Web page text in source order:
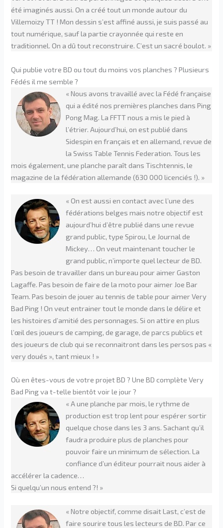
été imaginés aussi. On a créé tout un monde autour du
Villemoizy TT ! Mon dessin s’est affiné aussi, je suis passé au
tout numérique, sauf la partie crayonnée qui reste en
traditionnel. On a dû tout reconstruire. C’est un sacré boulot. »
Qui publie votre BD ou tout du moins vos planches ? Plusieurs
Fédés il me semble ?
« Nous avons travaillé avec la Fédé française
qui a édité nos premières planches dans Ping
Pong Mag. La FFTT nous a mis le pied à
l’étrier. Aujourd’hui, on est publié dans
Sidespin en français et en allemand, revue de
la Swiss Table Tennis Federation. Tous les
mois également, une planche paraît dans Tischtennis, le
magazine de la fédération allemande (630 000 licenciés !). »
« On est aussi en contact avec l’une des
fédérations belges mais notre objectif est
aujourd’hui d’être publié dans une revue
grand public, type Spirou, Le Journal de
Mickey… On veut maintenant toucher le
grand public, n’importe quel lecteur de BD.
Pas besoin de travailler dans un bureau pour aimer Gaston
Lagaffe. Pas besoin de faire de la moto pour aimer Joe Bar
Team. Pas besoin de jouer au tennis de table pour aimer Very
Bad Ping ! On veut entrainer tout le monde dans le délire et
les histoires d’amitié des personnages. Si on attire en plus
l’œil des joueurs de camping, de garage, de parcs publics et
des joueurs de club qui se reconnaitront dans les persos pas «
very doués », tant mieux ! »
Où en êtes-vous de votre projet BD ? Une BD complète Very
Bad Ping va t-telle bientôt voir le jour ?
« A une planche par mois, le rythme de
production est trop lent pour espérer sortir
quelque chose dans les 3 ans. Sachant qu’il
faudra produire plus de planches pour
pouvoir faire un minimum de sélection. La
confiance d’un éditeur pourrait nous aider à
accélérer la cadence…
Si quelqu’un nous entend ?! »
« Notre objectif, comme disait Last, c’est de
faire sourire tous les lecteurs de BD. Par ce